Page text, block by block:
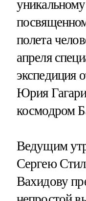
полета
апреля
экспедиция
Юрия
космодром
Ведущим
Сергею
Вахидову